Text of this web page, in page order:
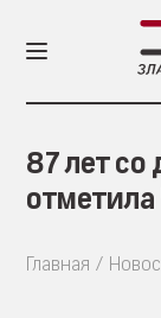
87 лет
Главная